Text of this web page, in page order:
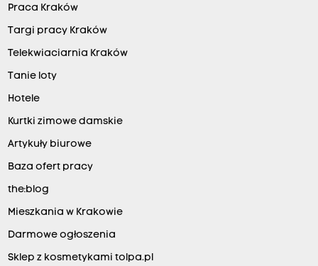
Praca Kraków
Targi pracy Kraków
Telekwiaciarnia Kraków
Tanie loty
Hotele
Kurtki zimowe damskie
Artykuły biurowe
Baza ofert pracy
the:blog
Mieszkania w Krakowie
Darmowe ogłoszenia
Sklep z kosmetykami tolpa.pl